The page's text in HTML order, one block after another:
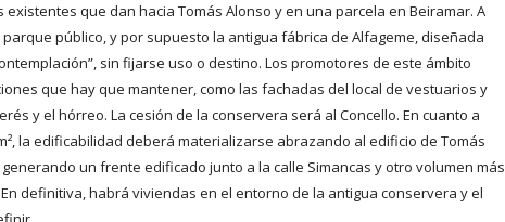
que dan hacia Tomás Alonso y en una parcela en Beiramar. A
público, y por supuesto la antigua fábrica de Alfageme, diseñada
sin fijarse uso o destino. Los promotores de este ámbito
que hay que mantener, como las fachadas del local de vestuarios y
y el hórreo. La cesión de la conservera será al Concello. En cuanto a
la edificabilidad deberá materializarse abrazando al edificio de Tomás
un frente edificado junto a la calle Simancas y otro volumen más
definitiva, habrá viviendas en el entorno de la antigua conservera y el